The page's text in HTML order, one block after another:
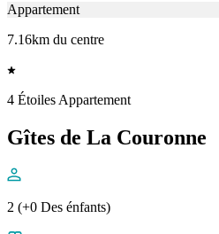
Appartement
7.16km du centre
4 Étoiles Appartement
Gîtes de La Couronne
2 (+0 Des énfants)